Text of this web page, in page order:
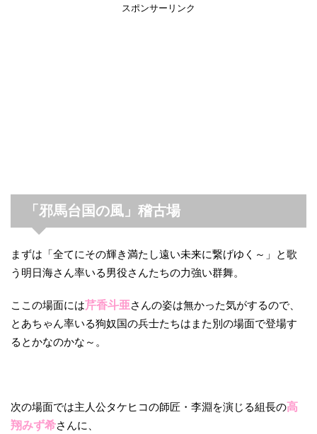
スポンサーリンク
「邪馬台国の風」稽古場
まずは「全てにその輝き満たし遠い未来に繋げゆく～」と歌
う明日海さん率いる男役さんたちの力強い群舞。
ここの場面には芹香斗亜さんの姿は無かった気がするので、
とあちゃん率いる狗奴国の兵士たちはまた別の場面で登場す
るとかなのかな～。
次の場面では主人公タケヒコの師匠・李淵を演じる組長の高
翔みず希さんに、